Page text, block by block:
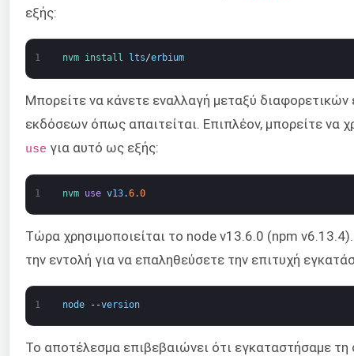
εξής:
1 nvm install lts/erbium
Μπορείτε να κάνετε εναλλαγή μεταξύ
εκδόσεων όπως απαιτείται. Επιπλέον, μπορείτε να
use για αυτό ως εξής:
1 nvm use v13.6.0
Τώρα χρησιμοποιείται το node v13.6.0 (npm
την εντολή για να επαληθεύσετε την επιτυχή
1 node --version
Το αποτέλεσμα επιβεβαιώνει ότι εγκαταστήσαμε